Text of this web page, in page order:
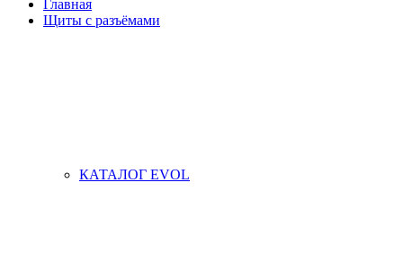
Главная
Щиты с разъёмами
КАТАЛОГ EVOL